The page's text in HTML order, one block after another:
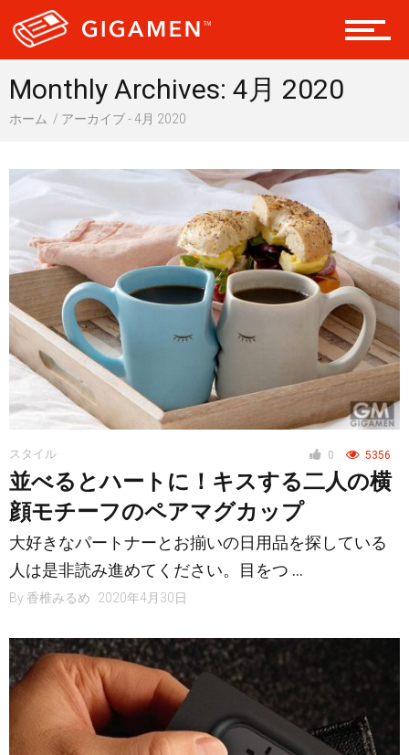
仮想通貨
スマートフォン
ニュース
Monthly Archives: 4月 2020
ホーム アーカイブ - 4月 2020
0 5356
スタイル
並べるとハートに！キスする二人の横
顔モチーフのペアマグカップ
大好きなパートナーとお揃いの日用品を探している
人は是非読み進めてください。目をつ …
By 香椎みるめ 2020年4月30日